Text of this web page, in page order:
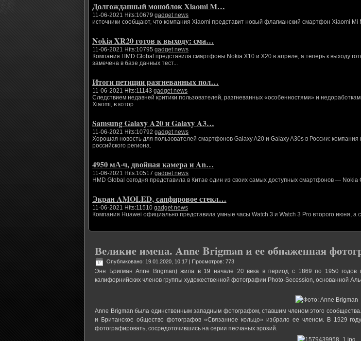
Долгожданный моноблок Xiaomi M…
11-06-2021 Hits:10679 gadget news
источники сообщают, что компания Xiaomi представит новый флагманский смартфон Xiaomi Mi
Nokia XR20 готов к выходу: сма…
11-06-2021 Hits:10795 gadget news
Компания HMD Global представила смартфоны Nokia X10 и X20 в апреле, а теперь к выходу
замечена в базе данных тест...
Итоги петиции разгневанных пол…
11-06-2021 Hits:11143 gadget news
Следствием недавней критики пользователей, разгневанных «особенностями» и
Xiaomi, в котор...
Samsung Galaxy A20 и Galaxy A3…
11-06-2021 Hits:10792 gadget news
Хорошая новость для пользователей смартфонов Galaxy A20 и Galaxy A30s в России:
российского региона.
4950 мА·ч, двойная камера и An…
11-06-2021 Hits:10517 gadget news
HMD Global сегодня представила в Китае один из своих самых доступных смартфонов —
Экран AMOLED, сапфировое стекл…
11-06-2021 Hits:11510 gadget news
Компания Huawei официально представила умные часы Watch 3 и Watch 3 Pro второго июня, а
Великие имена. Anne Brigman и ее обнаженная
Опубликовано: 19.01.2020, 10:17 | Просмотров: 773
Энн Бригман Anne Brigman) жила в 19 начале 20 века в период с 1869 по 1950
калифорнийских членов группы художественной фотографии Photo-Secession, основанной
Anne Brigman была единственным западным фотографом, ставшим членом этого
и Британское общество фотографов «Связанное кольцо» избрало ее членом. В 1929
фотографировать, сосредоточившись на серии песчаных эрозий.